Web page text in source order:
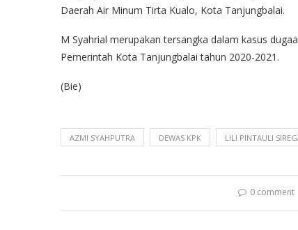
Daerah Air Minum Tirta Kualo, Kota Tanjungbalai.
M Syahrial merupakan tersangka dalam kasus
Pemerintah Kota Tanjungbalai tahun 2020-2021.
(Bie)
AZMI SYAHPUTRA DEWAS KPK LILI PINTAULI
0 comment